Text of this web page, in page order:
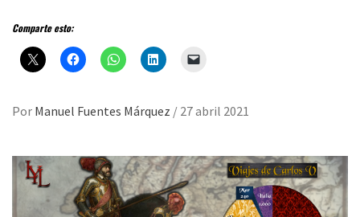
Comparte esto:
Por Manuel Fuentes Márquez / 27 abril 2021